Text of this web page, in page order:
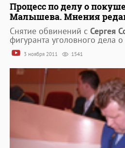
Процесс по делу о
Малышева. Мнения
Снятие обвинений с Сергея
фигуранта уголовного дела о
3 ноября 2011 1541